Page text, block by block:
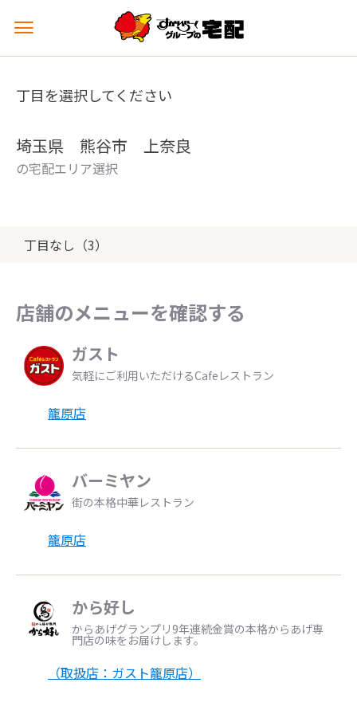
メ
ュ
を
丁目を選択してください
埼玉県 熊谷市 上奈良
の宅配エリア選択
丁目なし（3）
店舗のメニューを確認する
ガスト
気軽にご利用いただけるCafeレストラン
籠原店
バーミヤン
街の本格中華レストラン
籠原店
から好し
からあげグランプリ9年連続金賞の本格からあげ専
門店の味をお届けします。
（取扱店：ガスト籠原店）